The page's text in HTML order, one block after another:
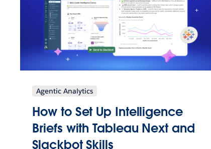
Agentic Analytics
How to Set Up Intelligence
Briefs with Tableau Next and
Slackbot Skills